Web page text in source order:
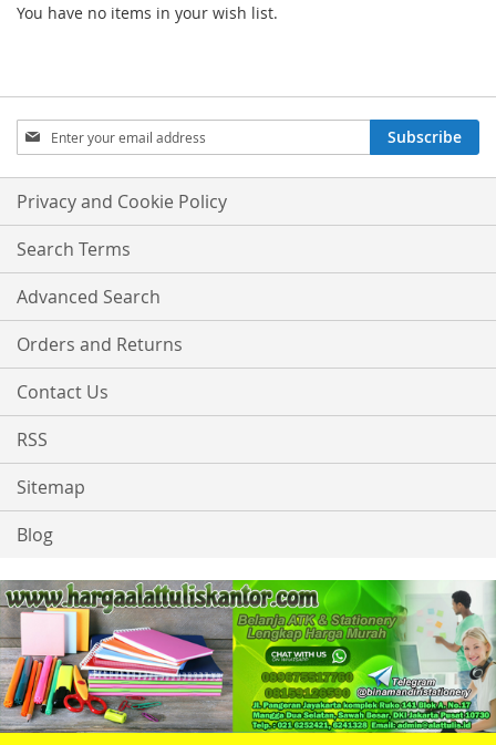
You have no items in your wish list.
Sign
Up
for
Our
Newsletter:
Subscribe
Privacy and Cookie Policy
Search Terms
Advanced Search
Orders and Returns
Contact Us
RSS
Sitemap
Blog